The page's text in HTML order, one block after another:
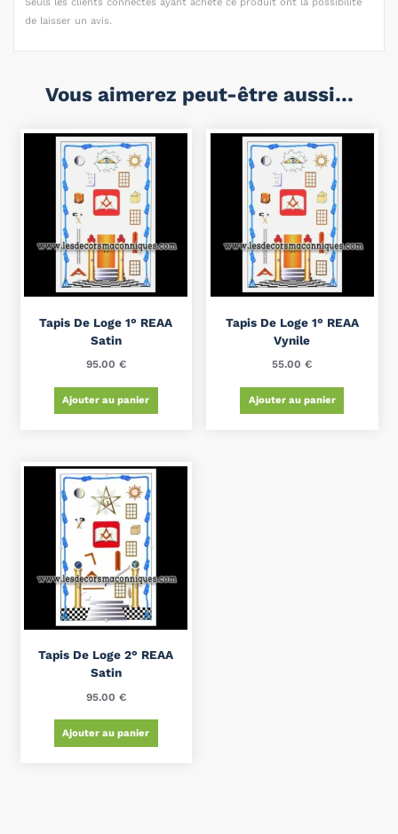
de laisser un avis.
Vous aimerez peut-être aussi…
Tapis De Loge 1° REAA
Satin
95.00 €
Ajouter au panier
Tapis De Loge 1° REAA
Vynile
55.00€
Ajouter au panier
Tapis De Loge 2° REAA
Satin
95.00 €
Ajouter au panier